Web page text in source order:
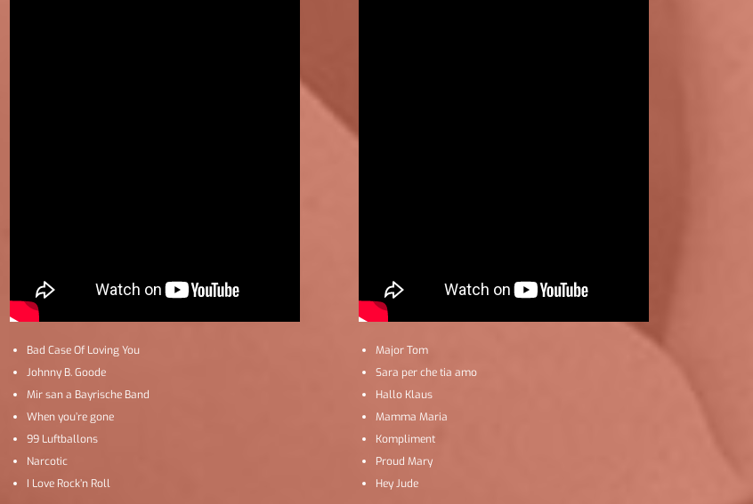
Bad Case Of Loving You
Johnny B. Goode
Mir san a Bayrische Band
When you’re gone
99 Luftballons
Narcotic
I Love Rock’n Roll
Major Tom
Sara per che tia amo
Hallo Klaus
Mamma Maria
Kompliment
Proud Mary
Hey Jude